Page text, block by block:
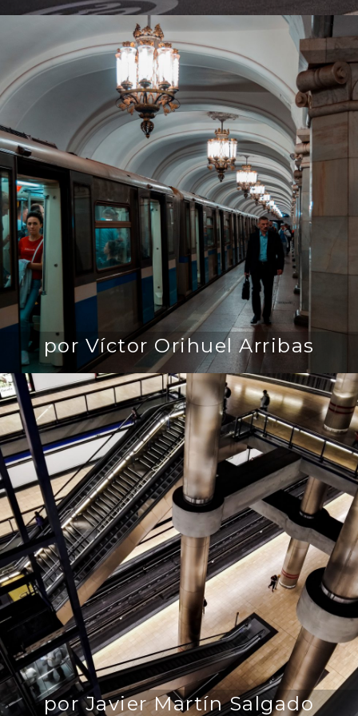
por Víctor Orihuel Arribas
por Javier Martín Salgado